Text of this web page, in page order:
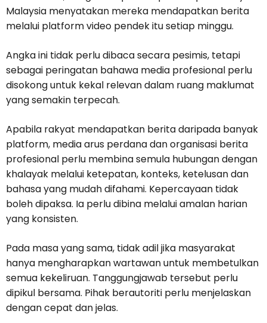
Malaysia menyatakan mereka mendapatkan berita
melalui platform video pendek itu setiap minggu.
Angka ini tidak perlu dibaca secara pesimis, tetapi
sebagai peringatan bahawa media profesional perlu
disokong untuk kekal relevan dalam ruang maklumat
yang semakin terpecah.
Apabila rakyat mendapatkan berita daripada banyak
platform, media arus perdana dan organisasi berita
profesional perlu membina semula hubungan dengan
khalayak melalui ketepatan, konteks, ketelusan dan
bahasa yang mudah difahami. Kepercayaan tidak
boleh dipaksa. Ia perlu dibina melalui amalan harian
yang konsisten.
Pada masa yang sama, tidak adil jika masyarakat
hanya mengharapkan wartawan untuk membetulkan
semua kekeliruan. Tanggungjawab tersebut perlu
dipikul bersama. Pihak berautoriti perlu menjelaskan
dengan cepat dan jelas.